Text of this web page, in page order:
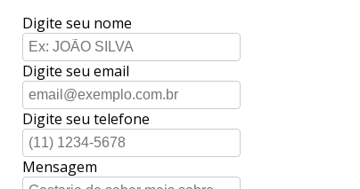
Digite seu nome
Digite seu email
Digite seu telefone
Mensagem